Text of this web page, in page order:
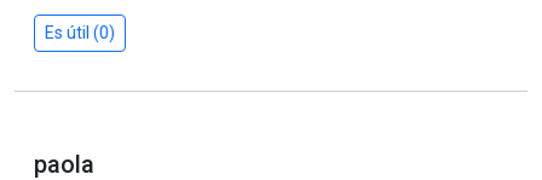
Es útil (0)
paola